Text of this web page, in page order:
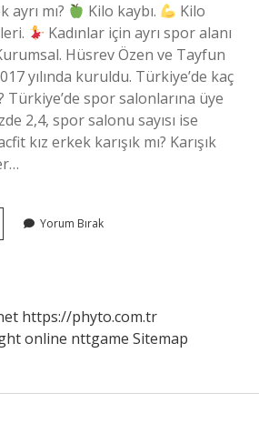
mı?
Kilo kaybı.
Kilo
Kadınlar için ayrı spor alanı
Hüsrev Özen ve Tayfun
yılında kuruldu. Türkiye’de kaç
spor salonlarına üye
2,4, spor salonu sayısı ise
kız erkek karışık mı? Karışık
Yorum Bırak
https://phyto.com.tr
online nttgame Sitemap